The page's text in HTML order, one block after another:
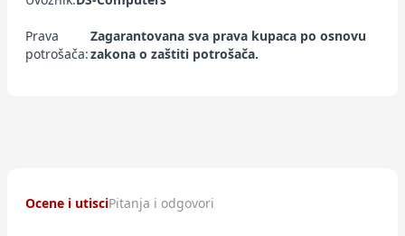
Prava
potrošača:
Zagarantovana sva prava kupaca po osnovu
zakona o zaštiti potrošača.
Ocene i utisciPitanja i odgovori